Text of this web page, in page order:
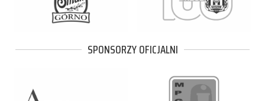
SPONSORZY OFICJALNI